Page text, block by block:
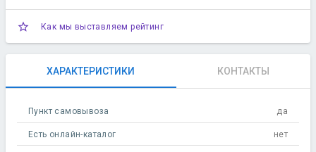
star_outline Как мы выставляем рейтинг
ХАРАКТЕРИСТИКИ КОНТАКТЫ
Пункт самовывоза да
Есть онлайн-каталог нет